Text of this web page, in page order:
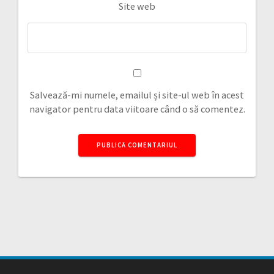
Site web
Salvează-mi numele, emailul și site-ul web în acest
navigator pentru data viitoare când o să comentez.